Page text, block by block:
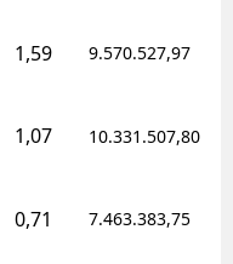
1,59 9.570.527,97
1,07 10.331.507,80
0,71 7.463.383,75